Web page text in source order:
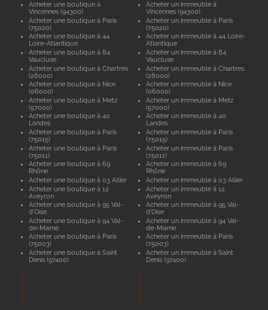
Acheter une boutique à
Vincennes (94300)
Acheter une boutique à Paris
(75020)
Acheter une boutique à 44
Loire-Atlantique
Acheter une boutique à 84
Vaucluse
Acheter une boutique à Chartres
(28000)
Acheter une boutique à Nice
(06000)
Acheter une boutique à Metz
(57000)
Acheter une boutique à 40
Landes
Acheter une boutique à Paris
(75015)
Acheter une boutique à Paris
(75011)
Acheter une boutique à 69
Rhône
Acheter une boutique à 03 Allier
Acheter une boutique à 12
Aveyron
Acheter une boutique à 95 Val-
d'Oise
Acheter une boutique à 94 Val-
de-Marne
Acheter une boutique à Paris
(75003)
Acheter une boutique à Saint
Denis (97400)
Acheter un immeuble à
Vincennes (94300)
Acheter un immeuble à Paris
(75020)
Acheter un immeuble à 44 Loire-
Atlantique
Acheter un immeuble à 84
Vaucluse
Acheter un immeuble à Chartres
(28000)
Acheter un immeuble à Nice
(06000)
Acheter un immeuble à Metz
(57000)
Acheter un immeuble à 40
Landes
Acheter un immeuble à Paris
(75015)
Acheter un immeuble à Paris
(75011)
Acheter un immeuble à 69
Rhône
Acheter un immeuble à 03 Allier
Acheter un immeuble à 12
Aveyron
Acheter un immeuble à 95 Val-
d'Oise
Acheter un immeuble à 94 Val-
de-Marne
Acheter un immeuble à Paris
(75003)
Acheter un immeuble à Saint
Denis (97400)